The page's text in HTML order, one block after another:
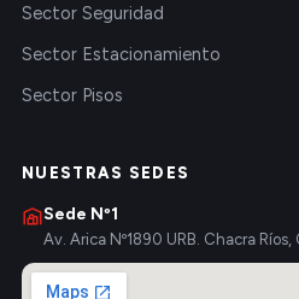
Sector Seguridad
Sector Estacionamiento
Sector Pisos
NUESTRAS SEDES
Sede Nº1
Av. Arica Nº1890 URB. Chacra